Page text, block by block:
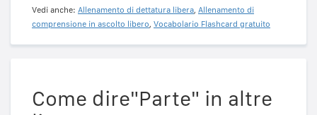
Vedi anche: Allenamento di dettatura libera, Allenamento di
comprensione in ascolto libero, Vocabolario Flashcard gratuito
Come dire"Parte" in altre